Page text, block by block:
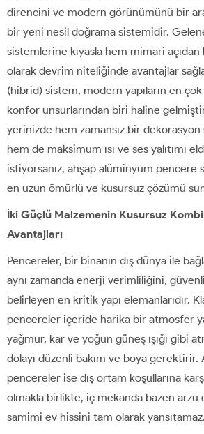
direncini ve modern görünümünü bir
bir yeni nesil doğrama sistemidir.
sistemlerine kıyasla hem mimari
olarak devrim niteliğinde avantajlar
(hibrid) sistem, modern yapıların en
konfor unsurlarından biri haline
yerinizde hem zamansız bir dekorasyon
hem de maksimum ısı ve ses yalıtımı
istiyorsanız, ahşap alüminyum pencere
en uzun ömürlü ve kusursuz çözümü
İki Güçlü Malzemenin Kusursuz
Avantajları
Pencereler, bir binanın dış dünya ile
aynı zamanda enerji verimliliğini,
belirleyen en kritik yapı elemanlarıdır.
pencereler içeride harika bir atmosfer
yağmur, kar ve yoğun güneş ışığı gibi
dolayı düzenli bakım ve boya gerektirir.
pencereler ise dış ortam koşullarına
olmakla birlikte, iç mekanda bazen arzu
samimi ev hissini tam olarak yansıtamaz.